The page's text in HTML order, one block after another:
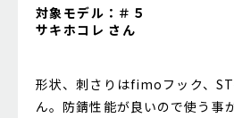
対象モデル：＃５
サキホコレ さん
形状、刺さりはfimoフック、
ん。防錆性能が良いので使う事